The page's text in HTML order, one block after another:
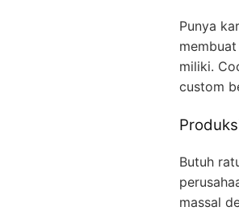
Punya
miliki.
custom
Butuh
massal